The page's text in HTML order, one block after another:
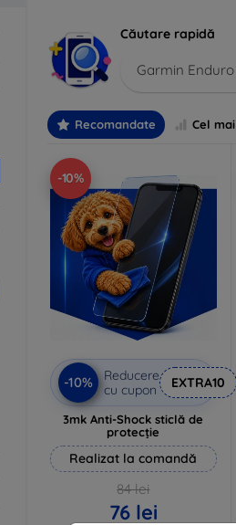
Căutare rapidă
Garmin Enduro
Recomandate Cel
-10%
-10%
Reducere
cu cupon
EXTRA10
3mk Anti-Shock sticlă de
protecție
Realizat la comandă
84 lei
76 lei